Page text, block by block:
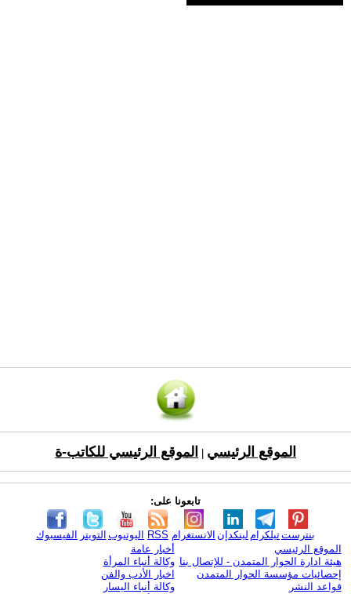
الموقع الرئيسي الموقع الرئيسي للكاتب-ة
تابعونا على:
الفيسبوك التويتر اليوتيوب RSS الانستغرام لينكدإن تيلكرامبنترست
الموقع الرئيسي
هيئة ادارة الحوار المتمدن - للإتصال بنا
إحصائيات مؤسسة الحوار المتمدن
قواعد النشر
أخبار عامة
وكالة أنباء المرأة
اخبار الأدب والفن
وكالة أنباء اليسار